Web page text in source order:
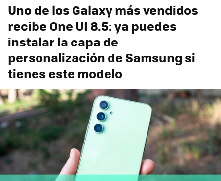
Uno de los Galaxy más vendidos
recibe One UI 8.5: ya puedes
instalar la capa de
personalización de Samsung si
tienes este modelo